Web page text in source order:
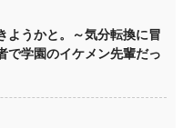
ようかと。～気分転換に冒
で学園のイケメン先輩だっ